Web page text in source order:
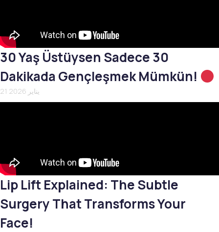
30 Yaş Üstüysen Sadece 30
Dakikada Gençleşmek Mümkün!
21 يناير 2026
Lip Lift Explained: The Subtle
Surgery That Transforms Your
Face!